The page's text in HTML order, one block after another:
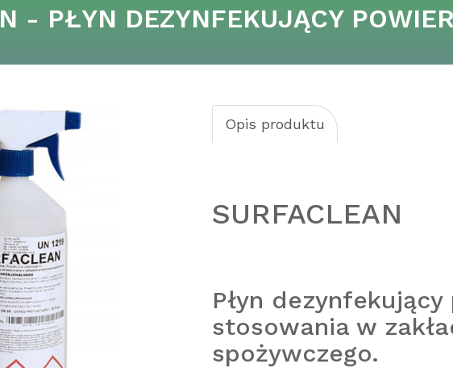
- PŁYN DEZYNFEKUJĄCY
Opis produktu
SURFACLEAN
Płyn
stosowania w
spożywczego.